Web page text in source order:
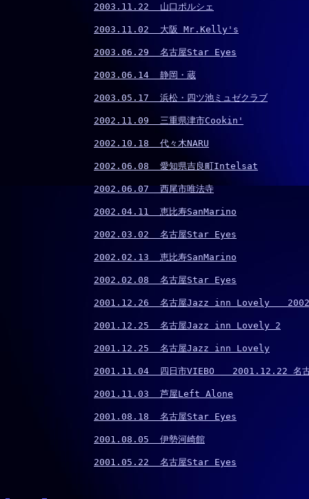
2003.11.22  山口ポルシェ
2003.11.02  大阪 Mr.Kelly's
2003.06.29  名古屋Star Eyes
2003.06.14  静岡・蔵
2003.05.17  浜松・四ツ池ミュゼクラブ
2002.11.09  三重県津市Cookin'
2002.10.18  代々木NARU
2002.06.08  愛知県吉良町Intelsat
2002.06.07  西尾市唯法寺
2002.04.11  恵比寿SanMarino
2002.03.02  名古屋Star Eyes
2002.02.13  恵比寿SanMarino
2002.02.08  名古屋Star Eyes
2001.12.26  名古屋Jazz inn Lovely　　
2001.12.25  名古屋Jazz inn Lovely 2
2001.12.25  名古屋Jazz inn Lovely
2001.11.04  四日市VIEBO　　2001.12.22
2001.11.03  芦屋Left Alone
2001.08.18  名古屋Star Eyes
2001.08.05  伊勢河崎館
2001.05.22  名古屋Star Eyes